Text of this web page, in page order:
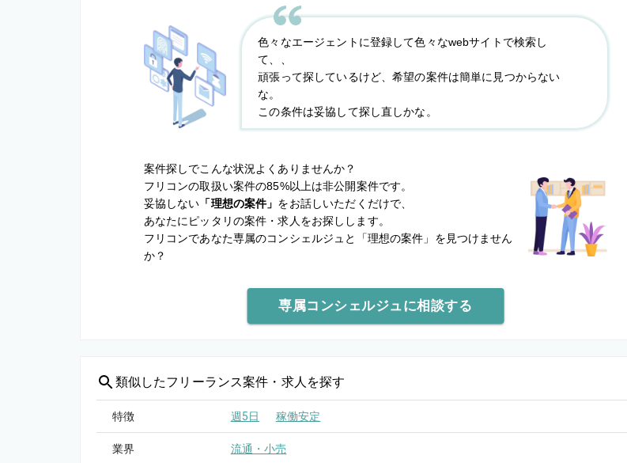
色々なエージェントに登録して色々なwebサイトで検索し
て、、
頑張って探しているけど、希望の案件は簡単に見つからない
な。
この条件は妥協して探し直しかな。
案件探しでこんな状況よくありませんか？
フリコンの取扱い案件の85%以上は非公開案件です。
妥協しない 「理想の案件」 をお話しいただくだけで、
あなたにピッタリの案件・求人をお探しします。
フリコンであなた専属のコンシェルジュと
「理想の案件」を見つけません
か？
専属コンシェルジュに相談する
類似したフリーランス案件・求人を探す
特徴 週5日 稼働安定
業界 流通・小売